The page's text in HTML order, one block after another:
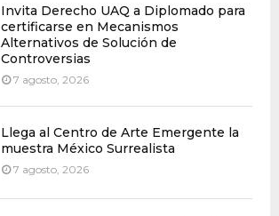
Invita Derecho UAQ a Diplomado para
certificarse en Mecanismos
Alternativos de Solución de
Controversias
7 agosto, 2026
Llega al Centro de Arte Emergente la
muestra México Surrealista
7 agosto, 2026